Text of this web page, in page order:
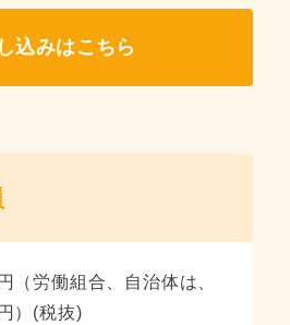
込みはこちら
（労働組合、自治体は、
）(税抜)